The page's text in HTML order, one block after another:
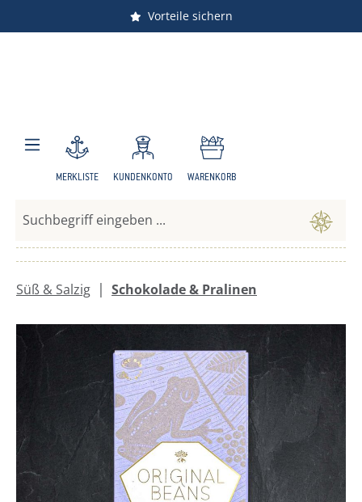
Zum Hauptinhalt springen
Vorteile sichern
Versandkostenfrei ab 150 €
MERKLISTE KUNDENKONTO WARENKORB
Süß & Salzig | Schokolade & Pralinen
Bildergalerie überspringen